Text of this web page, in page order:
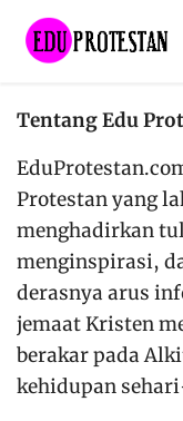
Tentang Edu
Protestan yang
menghadirkan
menginspirasi,
derasnya arus
jemaat Kristen
berakar pada
kehidupan